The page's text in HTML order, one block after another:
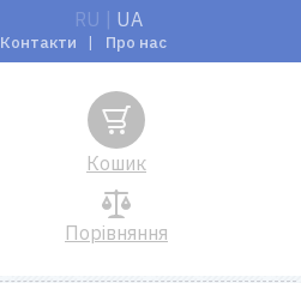
RU UA
Контакти Про нас
Порівняння
Кошик